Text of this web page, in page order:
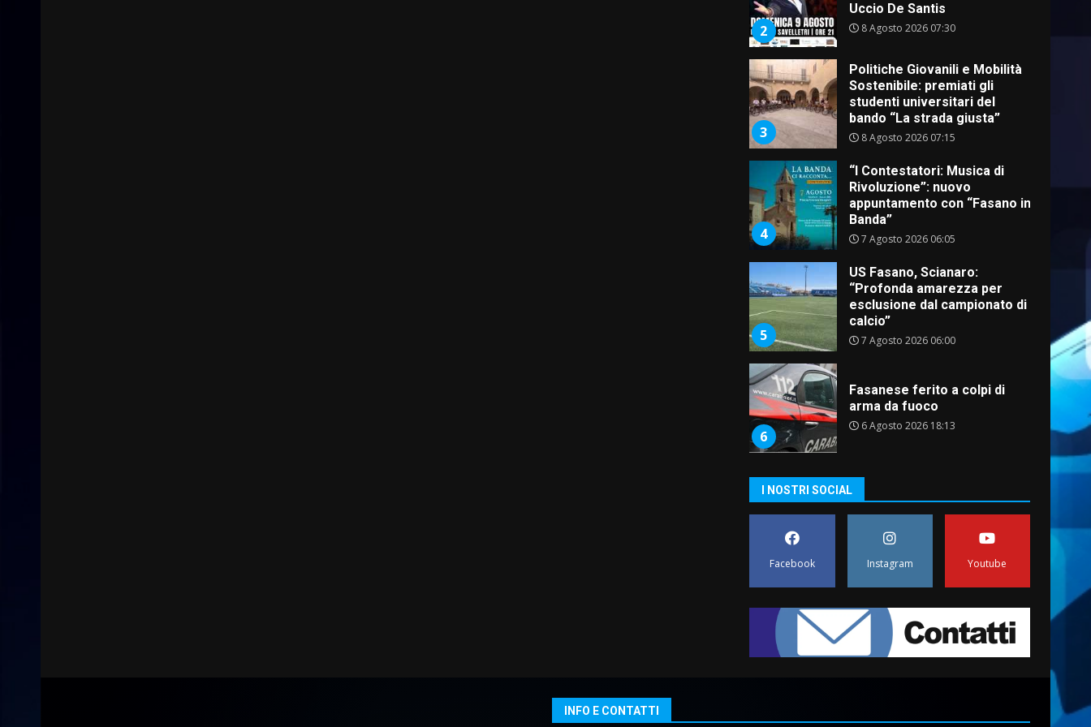
2
Uccio De Santis
8 Agosto 2026 07:30
3
Politiche Giovanili e Mobilità
Sostenibile: premiati gli
studenti universitari del
bando “La strada giusta”
8 Agosto 2026 07:15
4
“I Contestatori: Musica di
Rivoluzione”: nuovo
appuntamento con “Fasano in
Banda”
7 Agosto 2026 06:05
5
US Fasano, Scianaro:
“Profonda amarezza per
esclusione dal campionato di
calcio”
7 Agosto 2026 06:00
6
Fasanese ferito a colpi di
arma da fuoco
6 Agosto 2026 18:13
Carta d’identità: continua il
piano di aperture
6 Agosto 2026 14:16
La Banda Città di Fasano apre
Savelletri
8 Agosto 2026 11:00
Uccio De Santis
I NOSTRI SOCIAL
Facebook Instagram Youtube
INFO E CONTATTI